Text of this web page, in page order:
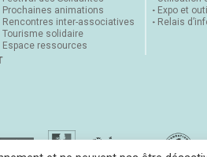
Prochaines animations
Rencontres inter-associatives
Tourisme solidaire
Espace ressources
Expo et
Relais